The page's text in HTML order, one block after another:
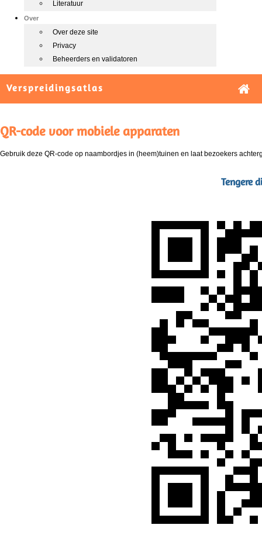
Literatuur
Over
Over deze site
Privacy
Beheerders en validatoren
Verspreidingsatlas
QR-code voor mobiele apparaten
Gebruik deze QR-code op naambordjes in (heem)tuinen en laat bezoekers
Tengere